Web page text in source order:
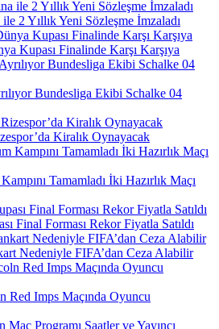
2 Yıllık Yeni Sözleşme İmzaladı
Kupası Finalinde Karşı Karşıya
Bundesliga Ekibi Schalke 04
Kiralık Oynayacak
Tamamladı İki Hazırlık Maçı
Final Forması Rekor Fiyatla Satıldı
Nedeniyle FIFA’dan Ceza Alabilir
Red Imps Maçında Oyuncu